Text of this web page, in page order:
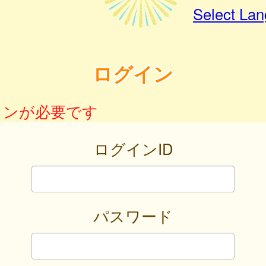
Select
ログイン
が必要です
ログインID
パスワード